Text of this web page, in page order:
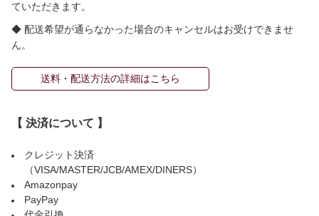
ていただきます。
◆ 配送希望が通らなかった場合のキャンセルはお受けできませ
ん。
送料・配送方法の詳細はこちら
【 決済について 】
クレジット決済
（VISA/MASTER/JCB/AMEX/DINERS）
Amazonpay
PayPay